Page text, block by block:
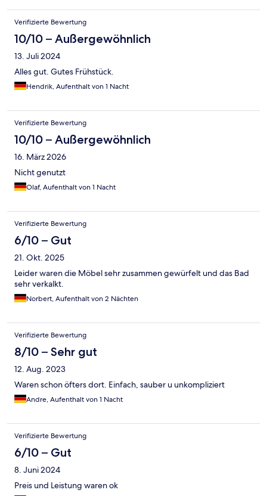
Verifizierte Bewertung
10/10 – Außergewöhnlich
13. Juli 2024
Alles gut. Gutes Frühstück.
Hendrik, Aufenthalt von 1 Nacht
Verifizierte Bewertung
10/10 – Außergewöhnlich
16. März 2026
Nicht genutzt
Olaf, Aufenthalt von 1 Nacht
Verifizierte Bewertung
6/10 – Gut
21. Okt. 2025
Leider waren die Möbel sehr zusammen gewürfelt und das Bad
sehr verkalkt.
Norbert, Aufenthalt von 2 Nächten
Verifizierte Bewertung
8/10 – Sehr gut
12. Aug. 2023
Waren schon öfters dort. Einfach, sauber u unkompliziert
Andre, Aufenthalt von 1 Nacht
Verifizierte Bewertung
6/10 – Gut
8. Juni 2024
Preis und Leistung waren ok